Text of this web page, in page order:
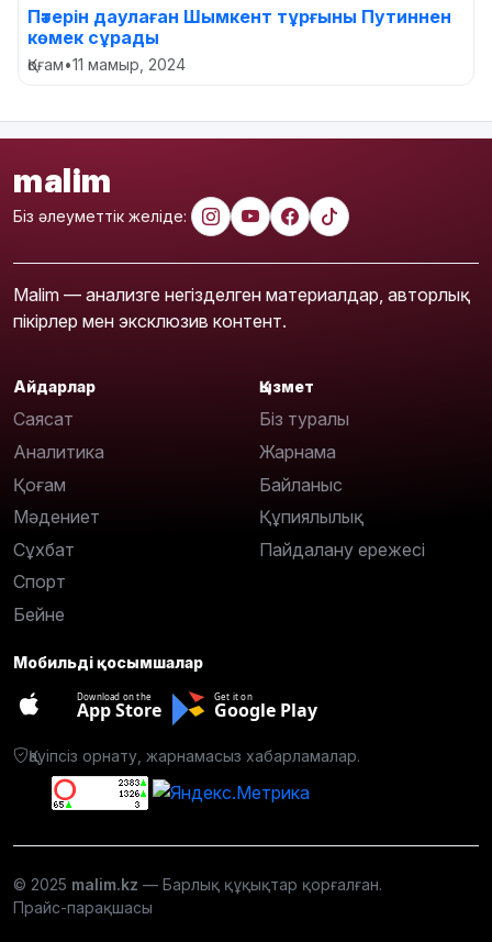
Пәтерін даулаған Шымкент тұрғыны Путиннен
көмек сұрады
Қоғам•11 мамыр, 2024
malim
Біз әлеуметтік желіде:
Malim — анализге негізделген материалдар, авторлық
пікірлер мен эксклюзив контент.
Айдарлар
Саясат
Аналитика
Қоғам
Мәдениет
Сұхбат
Спорт
Бейне
Қызмет
Біз туралы
Жарнама
Байланыс
Құпиялылық
Пайдалану ережесі
Мобильді қосымшалар
Download on the
App Store
Get it on
Google Play
Қауіпсіз орнату, жарнамасыз хабарламалар.
© 2025 malim.kz — Барлық құқықтар қорғалған.
Прайс-парақшасы